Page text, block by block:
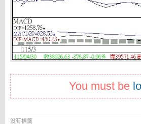
You must be
没有標籤